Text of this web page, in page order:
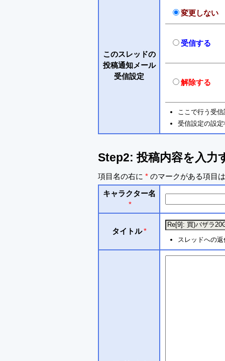
このスレッドの
投稿通知メール
受信設定
変更しない
受信する
解除する
ここで行う受
受信設定の設
Step2: 投稿内容を入力
項目名の右に * のマークがある項目
キャラクター名
*
タイトル *
スレッドへの